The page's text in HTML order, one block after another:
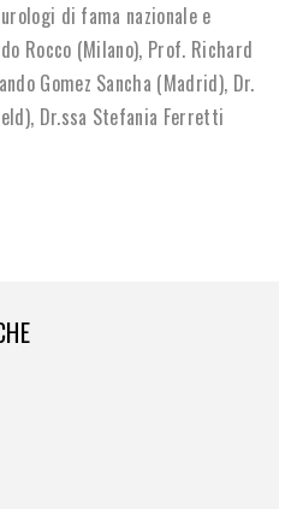
di fama nazionale e
Rocco (Milano), Prof. Richard
Gomez Sancha (Madrid), Dr.
Dr.ssa Stefania Ferretti